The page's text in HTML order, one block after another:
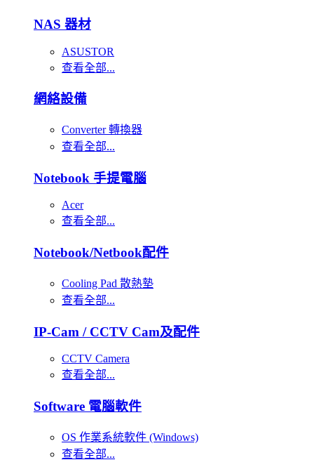
NAS 器材
ASUSTOR
查看全部...
網絡設備
Converter 轉換器
查看全部...
Notebook 手提電腦
Acer
查看全部...
Notebook/Netbook配件
Cooling Pad 散熱墊
查看全部...
IP-Cam / CCTV Cam及配件
CCTV Camera
查看全部...
Software 電腦軟件
OS 作業系統軟件 (Windows)
查看全部...